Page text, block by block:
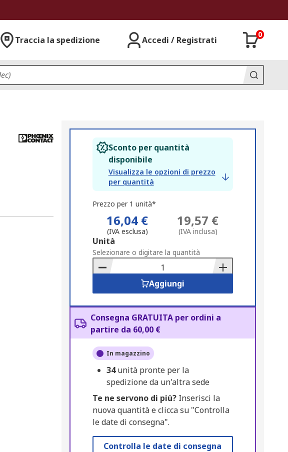
Traccia la spedizione Accedi / Registrati
0
Sconto per quantità
disponibile
Visualizza le opzioni di prezzo
per quantità
Prezzo per 1 unità*
16,04 €
(IVA esclusa)
19,57 €
(IVA inclusa)
Add
to
Basket
Unità
Selezionare o digitare la quantità
Aggiungi
Consegna GRATUITA per ordini a
partire da 60,00 €
In magazzino
34unità pronte per la
spedizione da un'altra sede
Te ne servono di più?Inserisci la
nuova quantità e clicca su "Controlla
le date di consegna".
Controlla le date di consegna